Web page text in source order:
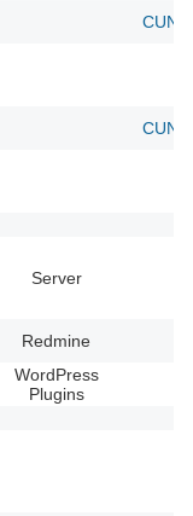
Server
Redmine
WordPress
Plugins